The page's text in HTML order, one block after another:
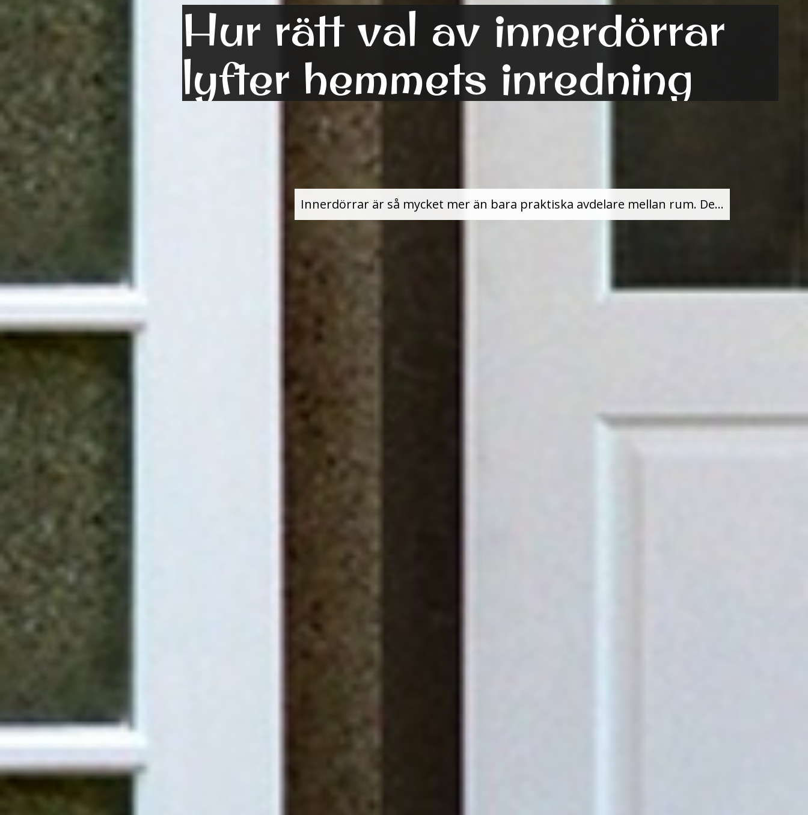
Hur rätt val av innerdörrar
lyfter hemmets inredning
Innerdörrar är så mycket mer än bara praktiska avdelare mellan rum. De...